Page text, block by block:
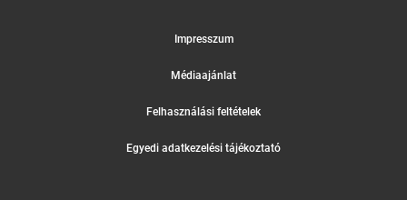
Impresszum
Médiaajánlat
Felhasználási feltételek
Egyedi adatkezelési tájékoztató